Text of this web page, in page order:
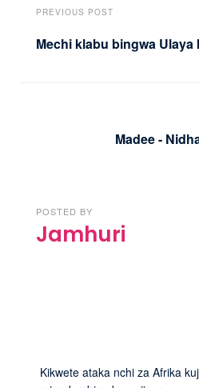
PREVIOUS POST
Mechi klabu bingwa Ulaya
Madee -
POSTED BY
Jamhuri
Kikwete ataka nchi za Afrika